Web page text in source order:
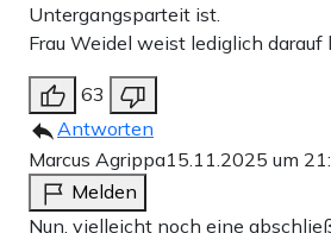
Untergangsparteit ist.
Frau Weidel weist lediglich darauf
63
Antworten
Marcus Agrippa15.11.2025 um
Melden
Nun, vielleicht noch eine